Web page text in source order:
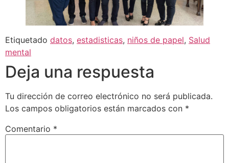
Etiquetado datos, estadisticas, niños de papel, Salud
mental
Deja una respuesta
Tu dirección de correo electrónico no será publicada.
Los campos obligatorios están marcados con *
Comentario *